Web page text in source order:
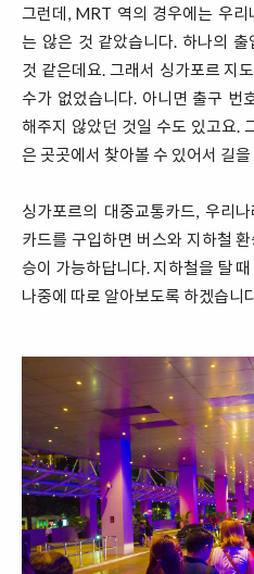
그런데, MRT 역의 경우에는 우리
는 않은 것 같았습니다. 하나의
것 같은데요. 그래서 싱가포르 지
수가 없었습니다. 아니면 출구 번
해주지 않았던 것일 수도 있고요.
은 곳곳에서 찾아볼 수 있어서 길
싱가포르의 대중교통카드, 우리
카드를 구입하면 버스와 지하철
승이 가능하답니다. 지하철을 탈
나중에 따로 알아보도록 하겠습니